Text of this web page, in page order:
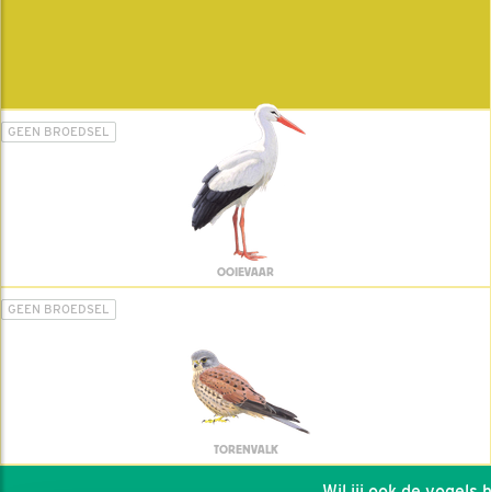
GEEN BROEDSEL
OOIEVAAR
GEEN BROEDSEL
TORENVALK